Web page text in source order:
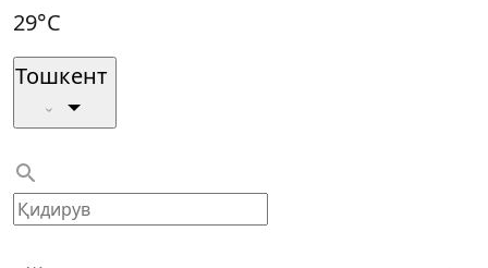
29°C
Тошкент